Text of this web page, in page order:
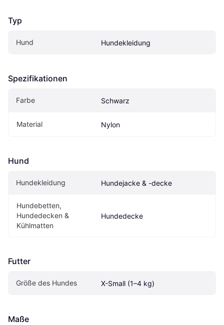
Typ
Hund Hundekleidung
Spezifikationen
Farbe Schwarz
Material Nylon
Hund
Hundekleidung Hundejacke & -decke
Hundebetten,
Hundedecken &
Kühlmatten
Hundedecke
Futter
Größe des Hundes X-Small (1–4 kg)
Maße